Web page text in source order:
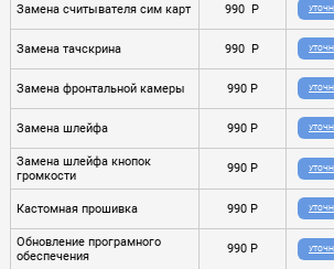
Замена считывателя сим карт 990 P
Замена тачскрина 990 P
Замена фронтальной камеры 990 P
Замена шлейфа 990 P
Замена шлейфа кнопок
громкости
990 P
Кастомная прошивка 990 P
Обновление програмного
обеспечения
990 P